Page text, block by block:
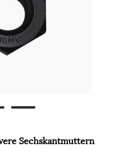
Sechskantmuttern